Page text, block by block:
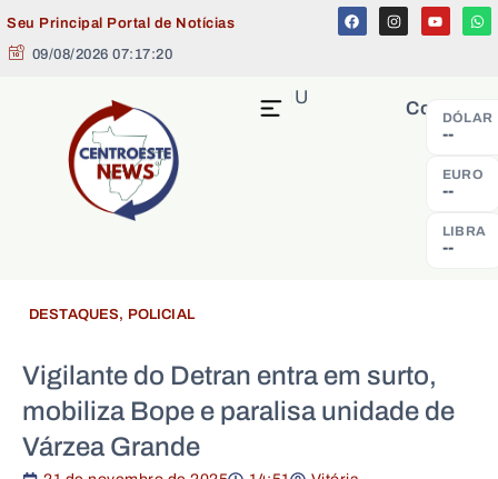
Seu Principal Portal de Notícias
09/08/2026 07:17:20
Cotação
DÓLAR
--
EURO
--
LIBRA
--
MENU
DESTAQUES, POLICIAL
Vigilante do Detran entra em surto,
mobiliza Bope e paralisa unidade de
Várzea Grande